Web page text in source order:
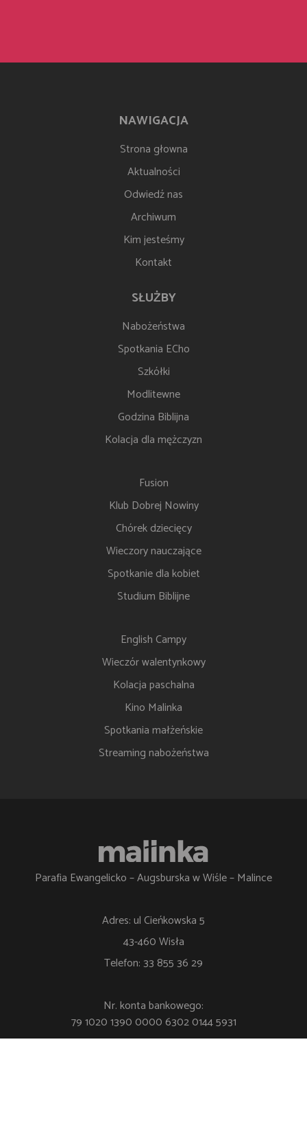
NAWIGACJA
Strona głowna
Aktualności
Odwiedź nas
Archiwum
Kim jesteśmy
Kontakt
SŁUŻBY
Nabożeństwa
Spotkania ECho
Szkółki
Modlitewne
Godzina Biblijna
Kolacja dla mężczyzn
Fusion
Klub Dobrej Nowiny
Chórek dziecięcy
Wieczory nauczające
Spotkanie dla kobiet
Studium Biblijne
English Campy
Wieczór walentynkowy
Kolacja paschalna
Kino Malinka
Spotkania małżeńskie
Streaming nabożeństwa
Parafia Ewangelicko – Augsburska w Wiśle – Malince
Adres: ul Cieńkowska 5
43-460 Wisła
Telefon: 33 855 36 29
Nr. konta bankowego:
79 1020 1390 0000 6302 0144 5931